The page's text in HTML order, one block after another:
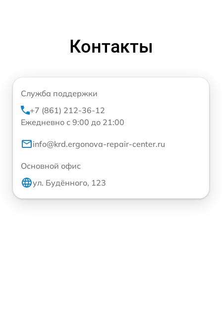
Контакты
Служба поддержки
+7 (861) 212-36-12
Ежедневно с 9:00 до 21:00
info@krd.ergonova-repair-center.ru
Основной офис
ул. Будённого, 123